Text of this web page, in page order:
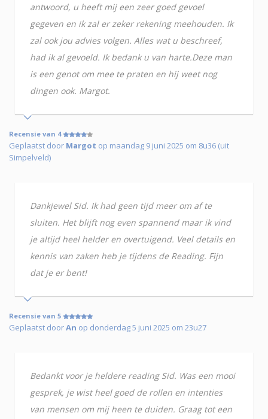
antwoord, u heeft mij een zeer goed gevoel
gegeven en ik zal er zeker rekening meehouden. Ik
zal ook jou advies volgen. Alles wat u beschreef,
had ik al gevoeld. Ik bedank u van harte.Deze man
is een genot om mee te praten en hij weet nog
dingen ook. Margot.
Recensie van 4
Geplaatst door Margot op maandag 9 juni 2025 om 8u36 (uit
Simpelveld)
Dankjewel Sid. Ik had geen tijd meer om af te
sluiten. Het blijft nog even spannend maar ik vind
je altijd heel helder en overtuigend. Veel details en
kennis van zaken heb je tijdens de Reading. Fijn
dat je er bent!
Recensie van 5
Geplaatst doorAn op donderdag 5 juni 2025 om 23u27
Bedankt voor je heldere reading Sid. Was een mooi
gesprek, je wist heel goed de rollen en intenties
van mensen om mij heen te duiden. Graag tot een